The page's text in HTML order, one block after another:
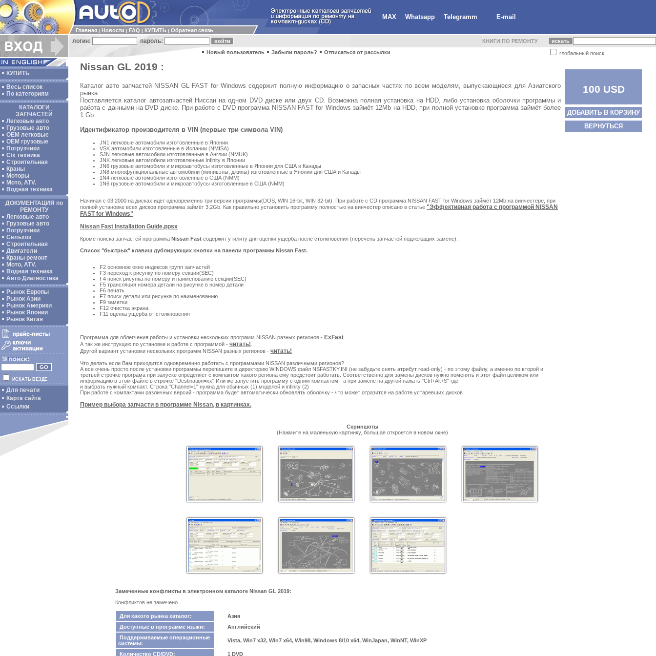
MAX Whatsapp Telegramm E-mail
Главная Новости FAQ КУПИТЬ Обратная связь
логин: пароль: КНИГИ ПО РЕМОНТУ
глобальный поиск
Новый пользователь Забыли пароль? Отписаться от рассылки
КУПИТЬ
Весь список
По категориям
КАТАЛОГИ
ЗАПЧАСТЕЙ
Легковые авто
Грузовые авто
ОЕМ легковые
OEM грузовые
Погрузчики
С/х техника
Строительная
Краны
Моторы
Мото, ATV.
Водная техника
ДОКУМЕНТАЦИЯ по
РЕМОНТУ
Легковые авто
Грузовые авто
Погрузчики
Сельхоз
Строительная
Двигатели
Краны ремонт
Мото, ATV.
Водная техника
Авто Диагностика
Рынок Европы
Рынок Азии
Рынок Америки
Рынок Японии
Рынок Китая
ИСКАТЬ ВЕЗДЕ
Для печати
Карта сайта
Ссылки
Nissan GL 2019 :
Каталог авто запчастей NISSAN GL FAST for Windows содержит полную информацию о запасных частях по всем моделям, выпускающиеся для Азиатского
рынка.
Поставляется каталог автозапчастей Ниссан на одном DVD диске или двух CD. Возможна полная установка на HDD, либо установка оболочки программы и
работа с данными на DVD диске. При работе с DVD программа NISSAN FAST for Windows займёт 12Mb на HDD, при полной установке программа займёт более
1 Gb.
Идентификатор производителя в VIN (первые три символа VIN)
JN1 легковые автомобили изготовленные в Японии
VSK автомобили изготовленные в Испании (NMISA)
SJN легковые автомобили изготовленные в Англии (NMUK)
JNK легковые автомобили изготовленные Infinity в Японии
JN6 грузовые автомобили и микроавтобусы изготовленные в Японии для США и Канады
JN8 многофункциональные автомобили (минивэны, джипы) изготовленные в Японии для США и Канады
1N4 легковые автомобили изготовленные в США (NMM)
1N6 грузовые автомобили и микроавтобусы изготовленные в США (NMM)
Начиная с 03.2000 на дисках идёт одновременно три версии программы(DOS, WIN 16-bit, WIN 32-bit). При работе с CD программа NISSAN FAST for Windows займёт 12Mb на винчестере, при
полной установке всех дисков программа займёт 3,2Gb. Как правильно установить программу полностью на винчестер описано в статье "Эффективная работа с программой NISSAN
FAST for Windows"
Nissan Fast Installation Guide.ppsx
Кроме поиска запчастей программа Nissan Fast содержит утилиту для оценки ущерба после столкновения (перечень запчастей подлежащих замене).
Список "быстрых" клавиш дублирующих кнопки на панели программы Nissan Fast.
F2 основное окно индексов групп запчастей
F3 переход к рисунку по номеру секции(SEC)
F4 поиск рисунка по номеру и наименованию секции(SEC)
F5 трансляция номера детали на рисунке в номер детали
F6 печать
F7 поиск детали или рисунка по наименованию
F9 заметки
F12 очистка экрана
F11 оценка ущерба от столкновения
Программа для облегчения работы и установки нескольких программ NISSAN разных регионов - ExFast
А так же инструкцию по установке и работе с программой - читать!
Другой вариант установки нескольких программ NISSAN разных регионов - читать!
Что делать если Вам приходится одновременно работать с программами NISSAN различными регионов?
А все очень просто после установки программы перепишите в директорию WINDOWS файл NSFASTKY.INI (не забудьте снять атрибут read-only) - по этому файлу, а именно по второй и
третьей строчке програма при запуске определяет с компактом какого региона ему предстоит работать. Соответственно для замены дисков нужно поменять и этот файл целиком или
информацию в этом файле в строчке "Destination=xx" Или же запустить программу с одним компактом - а при замене на другой нажать "Ctrl+Alt+S" где
и выбрать нужный компакт. Строка "Channel=1" нужна для обычных (1) моделей и infinity (2)
При работе с компактами различных версий - программа будет автоматически обновлять оболочку - что может отразится на работе устаревших дисков
Пример выбора запчасти в программе Nissan, в картинках.
100 USD
ДОБАВИТЬ В КОРЗИНУ
ВЕРНУТЬСЯ
Скриншоты
(Нажмите на маленькую картинку, большая откроется в новом окне)
Замеченные конфликты в электронном каталоге Nissan GL 2019:
Конфликтов не замечено
Для какого рынка каталог:
Азия
Доступные в программе языки:
Английский
Поддерживаемые операционные
системы:
Vista, Win7 x32, Win7 x64, Win98, Windows 8/10 x64, WinJapan, WinNT, WinXP
Количество CD/DVD: 1 DVD